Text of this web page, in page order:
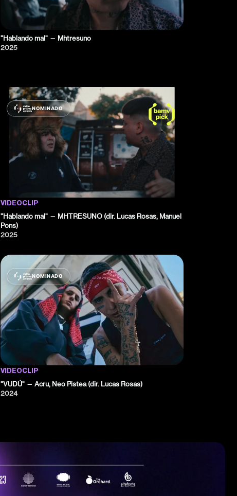
"Hablando mal" — Mhtresuno
2025
NOMINADO
VIDEOCLIP
"Hablando mal" — MHTRESUNO (dir. Lucas Rosas, Manuel
Pons)
2025
NOMINADO
VIDEOCLIP
"VUDÚ" — Acru, Neo Pistea (dir. Lucas Rosas)
2024